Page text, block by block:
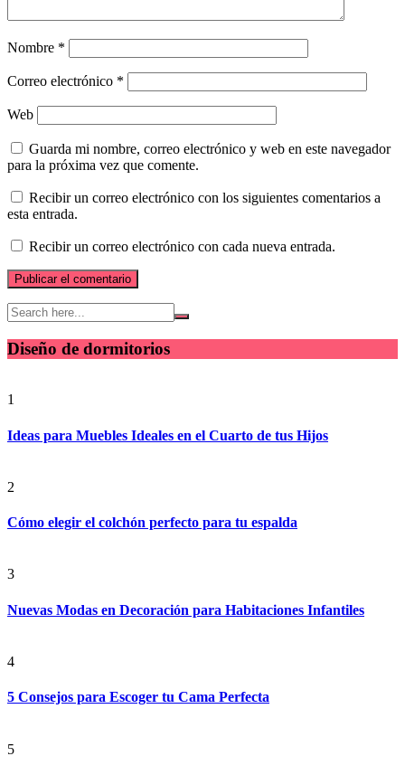
Nombre *
Correo electrónico *
Web
Guarda mi nombre, correo electrónico y web en este navegador
para la próxima vez que comente.
Recibir un correo electrónico con los siguientes comentarios a
esta entrada.
Recibir un correo electrónico con cada nueva entrada.
Diseño de dormitorios
1
Ideas para Muebles Ideales en el Cuarto de tus Hijos
2
Cómo elegir el colchón perfecto para tu espalda
3
Nuevas Modas en Decoración para Habitaciones Infantiles
4
5 Consejos para Escoger tu Cama Perfecta
5